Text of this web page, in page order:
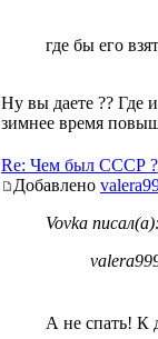
где бы его
Ну вы даете ?? Где
зимнее время
Re: Чем был СССР ?
Добавлено
Vovka писал(а):
А не спать! К